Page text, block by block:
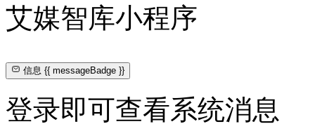
艾媒智库小程序
信息{{ messageBadge }}
登录即可查看系统消息